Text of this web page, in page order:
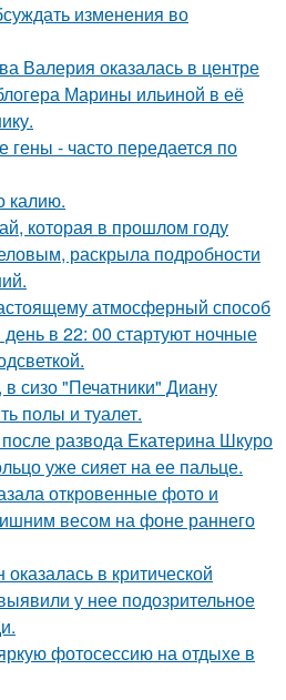
изменения во
Валерия оказалась в центре
Марины ильиной в её
гены - часто передается по
калию.
которая в прошлом году
раскрыла подробности
атмосферный способ
в 22: 00 стартуют ночные
сизо "Печатники" Диану
полы и туалет.
развода Екатерина Шкуро
уже сияет на ее пальце.
откровенные фото и
весом на фоне раннего
в критической
у нее подозрительное
фотосессию на отдыхе в